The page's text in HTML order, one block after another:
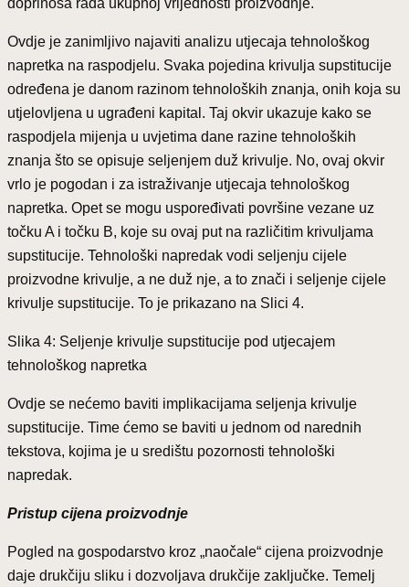
Ovdje je zanimljivo najaviti analizu utjecaja tehnološkog
napretka na raspodjelu. Svaka pojedina krivulja supstitucije
određena je danom razinom tehnoloških znanja, onih koja su
utjelovljena u ugrađeni kapital. Taj okvir ukazuje kako se
raspodjela mijenja u uvjetima dane razine tehnoloških
znanja što se opisuje seljenjem duž krivulje. No, ovaj okvir
vrlo je pogodan i za istraživanje utjecaja tehnološkog
napretka. Opet se mogu uspoređivati površine vezane uz
točku A i točku B, koje su ovaj put na različitim krivuljama
supstitucije. Tehnološki napredak vodi seljenju cijele
proizvodne krivulje, a ne duž nje, a to znači i seljenje cijele
krivulje supstitucije. To je prikazano na Slici 4.
Slika 4: Seljenje krivulje supstitucije pod utjecajem
tehnološkog napretka
Ovdje se nećemo baviti implikacijama seljenja krivulje
supstitucije. Time ćemo se baviti u jednom od narednih
tekstova, kojima je u središtu pozornosti tehnološki
napredak.
Pristup cijena proizvodnje
Pogled na gospodarstvo kroz „naočale“ cijena proizvodnje
daje drukčiju sliku i dozvoljava drukčije zaključke. Temelj